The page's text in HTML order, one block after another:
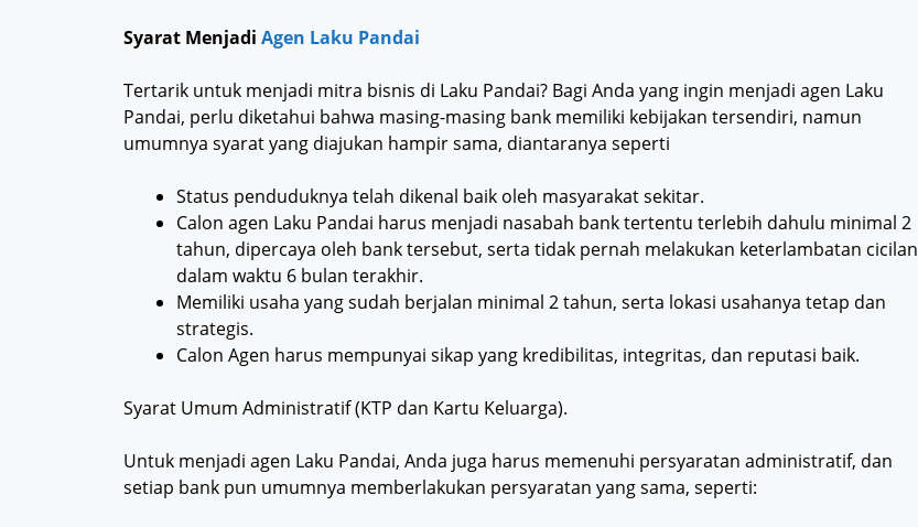
Syarat Menjadi Agen Laku Pandai
Tertarik untuk menjadi mitra bisnis di Laku Pandai? Bagi Anda yang ingin menjadi agen Laku
Pandai, perlu diketahui bahwa masing-masing bank memiliki kebijakan tersendiri, namun
umumnya syarat yang diajukan hampir sama, diantaranya seperti
Status penduduknya telah dikenal baik oleh masyarakat sekitar.
Calon agen Laku Pandai harus menjadi nasabah bank tertentu terlebih dahulu minimal 2
tahun, dipercaya oleh bank tersebut, serta tidak pernah melakukan keterlambatan cicilan
dalam waktu 6 bulan terakhir.
Memiliki usaha yang sudah berjalan minimal 2 tahun, serta lokasi usahanya tetap dan
strategis.
Calon Agen harus mempunyai sikap yang kredibilitas, integritas, dan reputasi baik.
Syarat Umum Administratif (KTP dan Kartu Keluarga).
Untuk menjadi agen Laku Pandai, Anda juga harus memenuhi persyaratan administratif, dan
setiap bank pun umumnya memberlakukan persyaratan yang sama, seperti: